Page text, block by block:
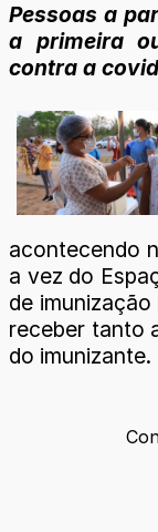
Pessoas a
a primeira
contra a
acontecendo
a vez do
de
receber tanto
do imunizante.